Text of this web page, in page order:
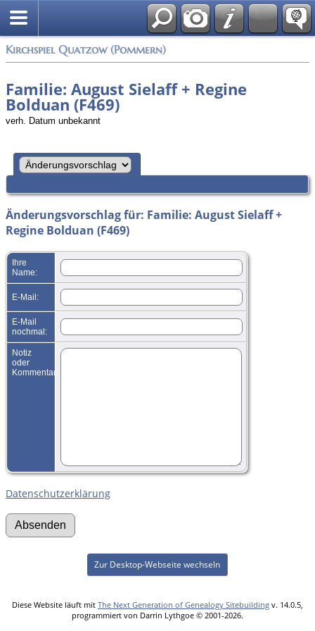
Kirchspiel Quatzow (Pommern)
Familie: August Sielaff + Regine
Bolduan (F469)
verh. Datum unbekannt
Änderungsvorschlag für: Familie: August Sielaff +
Regine Bolduan (F469)
Ihre
Name:
E-Mail:
E-Mail
nochmal:
Notiz
oder
Kommentar:
Datenschutzerklärung
Zur Desktop-Webseite wechseln
Diese Website läuft mit The Next Generation of Genealogy Sitebuilding v. 14.0.5,
programmiert von Darrin Lythgoe © 2001-2026.